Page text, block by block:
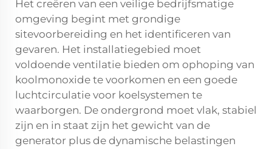
Het creëren van een veilige bedrijfsmatige
omgeving begint met grondige
sitevoorbereiding en het identificeren van
gevaren. Het installatiegebied moet
voldoende ventilatie bieden om ophoping van
koolmonoxide te voorkomen en een goede
luchtcirculatie voor koelsystemen te
waarborgen. De ondergrond moet vlak, stabiel
zijn en in staat zijn het gewicht van de
generator plus de dynamische belastingen